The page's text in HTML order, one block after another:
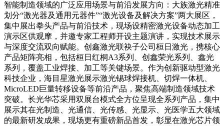
智能制造领域的广泛应用场景与前沿发展方向：大族激光精准
划分“激光器及通用元器件”“激光设备及解决方案”两大展区，
集中展出拳头产品与前沿技术，现场设精密激光设备动态加工
演示区供观摩，并邀专家工程师开设主题演讲，实现技术展示
与深度交流双向赋能。创鑫激光联袂子公司桓日激光，携核心
产品矩阵亮相，包括桓日红桐A3系列、创鑫荣光系列、鑫光
系列，覆盖工业焊接、加工等关键场景。作为创新驱动型激光
科技企业，海目星激光展示激光锡球焊接机、切焊一体机、
MicroLED巨量转移设备等前沿产品，聚焦高端制造领域技术
突破。长光华芯采用双展台模式全方位呈现全系列产品，集中
展示其在光制造、光通信、光传感、光显示、光医学五大领域
的最新研发成果，现场更有重磅新品首发，彰显在激光芯片领